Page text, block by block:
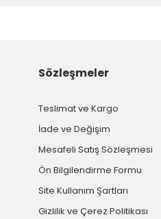
Sözleşmeler
Teslimat ve Kargo
İade ve Değişim
Mesafeli Satış Sözleşmesi
Ön Bilgilendirme Formu
Site Kullanım Şartları
Gizlilik ve Çerez Politikası